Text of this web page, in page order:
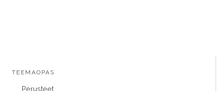
TEEMAOPAS
Perusteet